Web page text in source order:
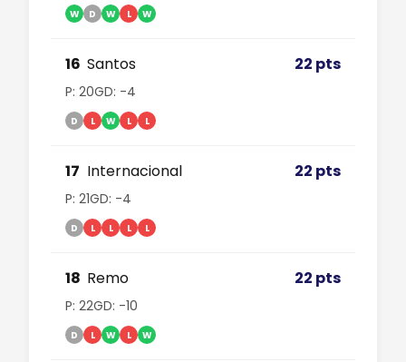
W D W L W
16 Santos 22 pts
P: 20GD: -4
D L W L L
17 Internacional 22 pts
P: 21GD: -4
D L L L L
18 Remo 22 pts
P: 22GD: -10
D L W L W